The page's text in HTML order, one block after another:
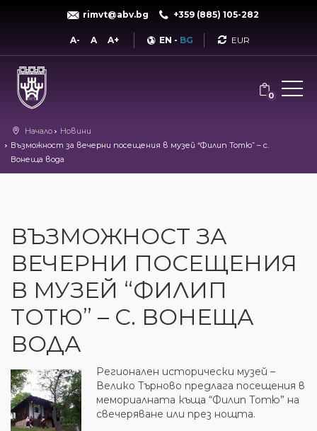
rimvt@abv.bg +359 (885) 105-282
A- A A+ EN - BG Currency
0
Начало
Новини
Възможност за вечерни посещения в музей “Филип Тотю” – с.
Вонеща вода
ВЪЗМОЖНОСТ ЗА
ВЕЧЕРНИ ПОСЕЩЕНИЯ
В МУЗЕЙ “ФИЛИП
ТОТЮ” – С. ВОНЕЩА
ВОДА
Регионален исторически музей –
Велико Търново предлага посещения в
мемориалната къща “Филип Тотю” на
свечеряване или през нощта.